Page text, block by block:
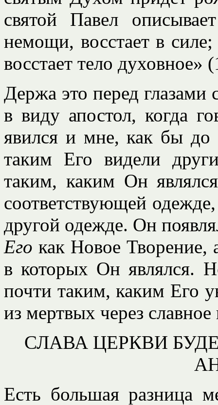
святой Павел
немощи, восстает в
восстает тело духовное»
Держа это перед
в виду апостол, когда
явился и мне, как бы
таким Его видели
таким, каким Он
соответствующей
другой одежде. Он
Его как Новое Творение,
в которых Он являлся.
почти таким, каким Его
из мертвых через
СЛАВА ЦЕРКВИ
Есть большая разница